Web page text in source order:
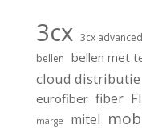
3cx 3cx
bellen bellen met
cloud distributie
eurofiber fiber
marge mitel